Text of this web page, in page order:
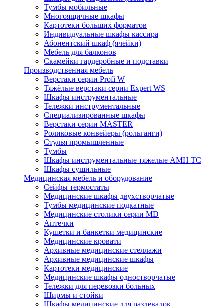
Тумбы мобильные
Многоящичные шкафы
Картотеки больших форматов
Индивидуальные шкафы кассира
Абонентский шкаф (ячейки)
Мебель для балконов
Скамейки гардеробные и подставки
Производственная мебель
Верстаки серии Profi W
Тяжёлые верстаки серии Expert WS
Шкафы инструментальные
Тележки инструментальные
Cпециализированные шкафы
Верстаки серии MASTER
Роликовые конвейеры (рольганги)
Стулья промышленные
Тумбы
Шкафы инструментальные тяжелые АМН ТС
Шкафы сушильные
Медицинская мебель и оборудование
Сейфы термостаты
Медицинские шкафы двухстворчатые
Тумбы медицинские подкатные
Медицинские столики серии MD
Аптечки
Кушетки и банкетки медицинские
Медицинские кровати
Архивные медицинские стеллажи
Архивные медицинские шкафы
Картотеки медицинские
Медицинские шкафы одностворчатые
Тележки для перевозки больных
Ширмы и стойки
Шкафы медицинские для раздевалок